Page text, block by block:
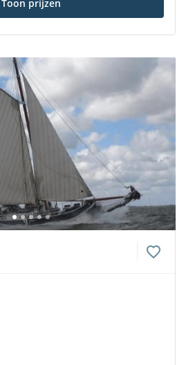
Toon prijzen